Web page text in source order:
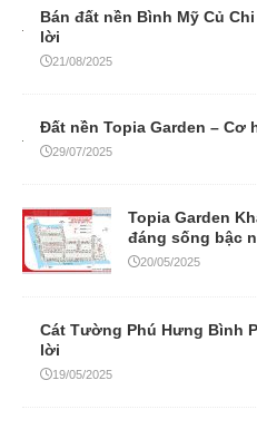
Bán đất nền Bình Mỹ Củ
lời
21/08/2025
Đất nền Topia Garden – Cơ
29/07/2025
Topia Garden
đáng sống bậc
20/05/2025
Cát Tường Phú Hưng Bình
lời
19/05/2025